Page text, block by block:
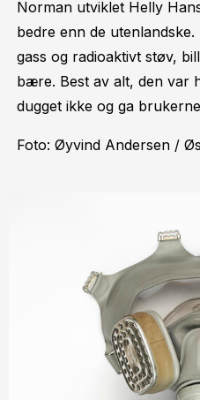
Norman utviklet Helly
bedre enn de
gass og radioaktivt støv,
bære. Best av alt, den var
dugget ikke og ga
Foto: Øyvind Andersen /